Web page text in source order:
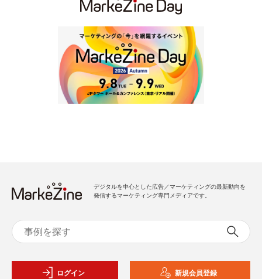
デジタルを中心とした広告／マーケティングの最新動向を
発信するマーケティング専門メディアです。
ログイン 新規会員登録